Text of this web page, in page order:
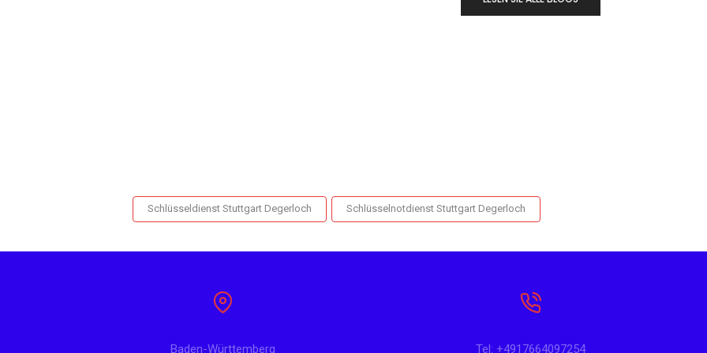
Schlüsseldienst Stuttgart Degerloch Schlüsselnotdienst Stuttgart Degerloch
Baden-Württemberg Tel: +4917664097254